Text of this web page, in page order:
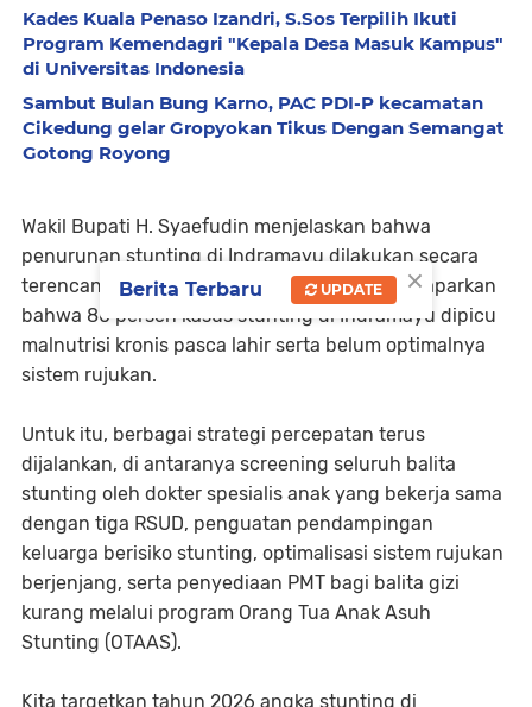
Kades Kuala Penaso Izandri, S.Sos Terpilih Ikuti
Program Kemendagri "Kepala Desa Masuk Kampus"
di Universitas Indonesia
Sambut Bulan Bung Karno, PAC PDI-P kecamatan
Cikedung gelar Gropyokan Tikus Dengan Semangat
Gotong Royong
Wakil Bupati H. Syaefudin menjelaskan bahwa
penurunan stunting di Indramayu dilakukan secara
terencana dan terukur dalam RPJMD. Ia memaparkan
bahwa 80 persen kasus stunting di Indramayu dipicu
malnutrisi kronis pasca lahir serta belum optimalnya
sistem rujukan.
Untuk itu, berbagai strategi percepatan terus
dijalankan, di antaranya screening seluruh balita
stunting oleh dokter spesialis anak yang bekerja sama
dengan tiga RSUD, penguatan pendampingan
keluarga berisiko stunting, optimalisasi sistem rujukan
berjenjang, serta penyediaan PMT bagi balita gizi
kurang melalui program Orang Tua Anak Asuh
Stunting (OTAAS).
Kita targetkan tahun 2026 angka stunting di
×
Berita Terbaru UPDATE